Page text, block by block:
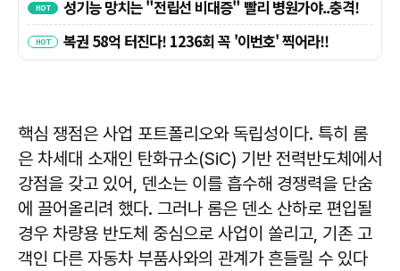
핵심 쟁점은 사업 포트폴리오와 독립성이다. 특히 롬
은 차세대 소재인 탄화규소(SiC) 기반 전력반도체에서
강점을 갖고 있어, 덴소는 이를 흡수해 경쟁력을 단숨
에 끌어올리려 했다. 그러나 롬은 덴소 산하로 편입될
경우 차량용 반도체 중심으로 사업이 쏠리고, 기존 고
객인 다른 자동차 부품사와의 관계가 흔들릴 수 있다